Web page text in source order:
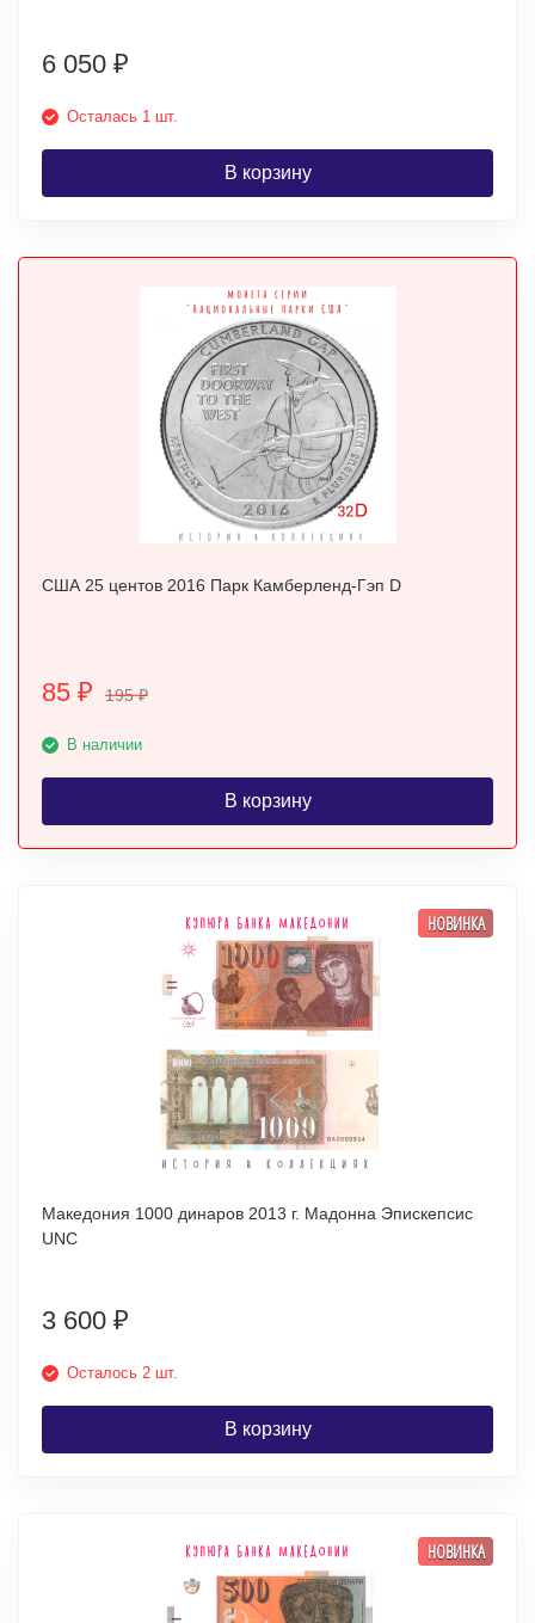
6 050 ₽
Осталась 1 шт.
В корзину
США 25 центов 2016 Парк Камберленд-Гэп D
85 ₽ 195₽
В наличии
В корзину
НОВИНКА
Македония 1000 динаров 2013 г. Мадонна Эпискепсис
UNC
3 600 ₽
Осталось 2 шт.
В корзину
НОВИНКА